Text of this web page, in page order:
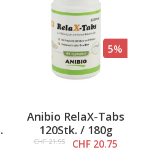
5%
Anibio RelaX-Tabs
120Stk. / 180g
CHF 21.95 CHF 20.75